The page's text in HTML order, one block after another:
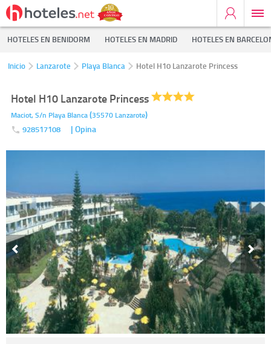
HOTELES EN BENIDORM HOTELES EN MADRID HOTELES EN
Inicio Lanzarote Playa Blanca Hotel H10 Lanzarote Princess
Hotel H10 Lanzarote Princess
Maciot, S/n Playa Blanca(35570 Lanzarote)
928517108 | Opina